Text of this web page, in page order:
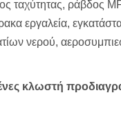
ταχύτητας, ράβδος
εργαλεία,
νερού,
κλωστή